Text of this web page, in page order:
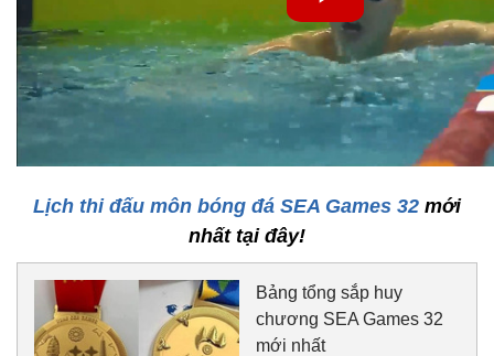
Lịch thi đấu môn bóng đá SEA Games 32 mới
nhất tại đây!
Bảng tổng sắp huy
chương SEA Games 32
mới nhất